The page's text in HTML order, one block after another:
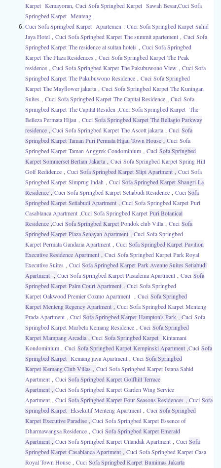
Karpet Kemayoran, Cuci Sofa Springbed Karpet Sawah Besar,Cuci Sofa
Springbed Karpet Menteng.
Cuci Sofa Springbed Karpet Apartemen : Cuci Sofa Springbed Karpet Sahid
Jaya Hotel , Cuci Sofa Springbed Karpet The summit apartement , Cuci Sofa
Springbed Karpet The residence at sultan hotels , Cuci Sofa Springbed
Karpet The Plaza Residences , Cuci Sofa Springbed Karpet The Peak
residence , Cuci Sofa Springbed Karpet The Pakubuwono View , Cuci Sofa
Springbed Karpet The Pakubuwono Residence , Cuci Sofa Springbed
Karpet The Mayflower jakarta , Cuci Sofa Springbed Karpet The Kuningan
Suites , Cuci Sofa Springbed Karpet The Capital Residence , Cuci Sofa
Springbed Karpet The Capital Residen ,Cuci Sofa Springbed Karpet The
Belleza Permata Hijau , Cuci Sofa Springbed Karpet The Bellagio Parkway
residence
Cuci Sofa Springbed Karpet The Ascott jakarta , Cuci Sofa
Springbed Karpet Taman Puri Permata Hijau Town House
Cuci Sofa
Springbed Karpet Taman Anggrek Condominium , Cuci Sofa Springbed
Karpet Sommerset Berlian Jakarta
Cuci Sofa Springbed Karpet Spring Hill
Golf Redidence , Cuci Sofa Springbed Karpet Slipi Apartment Cuci Sofa
Springbed Karpet Simprug Indah , Cuci Sofa Springbed Karpet Shangri-La
Residence
Cuci Sofa Springbed Karpet Setiabudi Residence , Cuci Sofa
Springbed Karpet Setiabudi Apartment
Cuci Sofa Springbed Karpet Puri
Casablanca Apartment ,Cuci Sofa Springbed Karpet Puri Botanical
Residence Cuci Sofa Springbed Karpet Pondok club Villa , Cuci Sofa
Springbed Karpet Plaza Senayan Apartment
Cuci Sofa Springbed
Karpet Permata Gandaria Apartment , Cuci Sofa Springbed Karpet Pavilion
Executive Residence Apartment
Cuci Sofa Springbed Karpet Park Royal
Executive Suites , Cuci Sofa Springbed Karpet Park Avenue Suites Setiabudi
Apartment
Cuci Sofa Springbed Karpet Pasadenia Apartment , Cuci Sofa
Springbed Karpet Palm Court Apartment
Cuci Sofa Springbed
Karpet Oakwood Premier Cozmo Apartment , Cuci Sofa Springbed
Karpet Menteng Regency Apartment
Cuci Sofa Springbed Karpet Menteng
Prada Apartment , Cuci Sofa Springbed Karpet Hampton's Park Cuci Sofa
Springbed Karpet Marbela Kemang Residence , Cuci Sofa Springbed
Karpet Mampang Arcadia
Cuci Sofa Springbed Karpet Kintamani
Kondominium , Cuci Sofa Springbed Karpet Kempinski Apartment Cuci Sofa
Springbed Karpet Kemang jaya Apartment , Cuci Sofa Springbed
Karpet Kemang Club Villas
Cuci Sofa Springbed Karpet Istana Sahid
Apartment , Cuci Sofa Springbed Karpet Golfhill Terrace
Apartment
Cuci Sofa Springbed Karpet Garden Wing Service
Apartment , Cuci Sofa Springbed Karpet Four Seasons Residences Cuci Sofa
Springbed Karpet Eksekutif Menteng Apartment , Cuci Sofa Springbed
Karpet Executive Paradise
Cuci Sofa Springbed Karpet Essence of
Dharmawangsa Residence , Cuci Sofa Springbed Karpet Emerald
Apartment
Cuci Sofa Springbed Karpet Cilandak Apartment , Cuci Sofa
Springbed Karpet Casablanca Apartment
Cuci Sofa Springbed Karpet Casa
Royal Town House , Cuci Sofa Springbed Karpet Bumimas Jakarta